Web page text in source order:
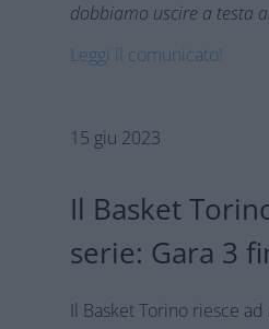
dobbiamo uscire a testa
Leggi il comunicato!
15 giu 2023
Il Basket
serie: Gara 3
Il Basket Torino riesce